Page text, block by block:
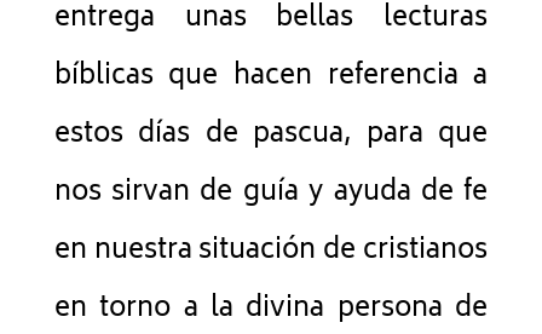
entrega unas bellas lecturas
bíblicas que hacen referencia a
estos días de pascua, para que
nos sirvan de guía y ayuda de fe
en nuestra situación de cristianos
en torno a la divina persona de